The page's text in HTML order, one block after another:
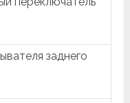
заднего